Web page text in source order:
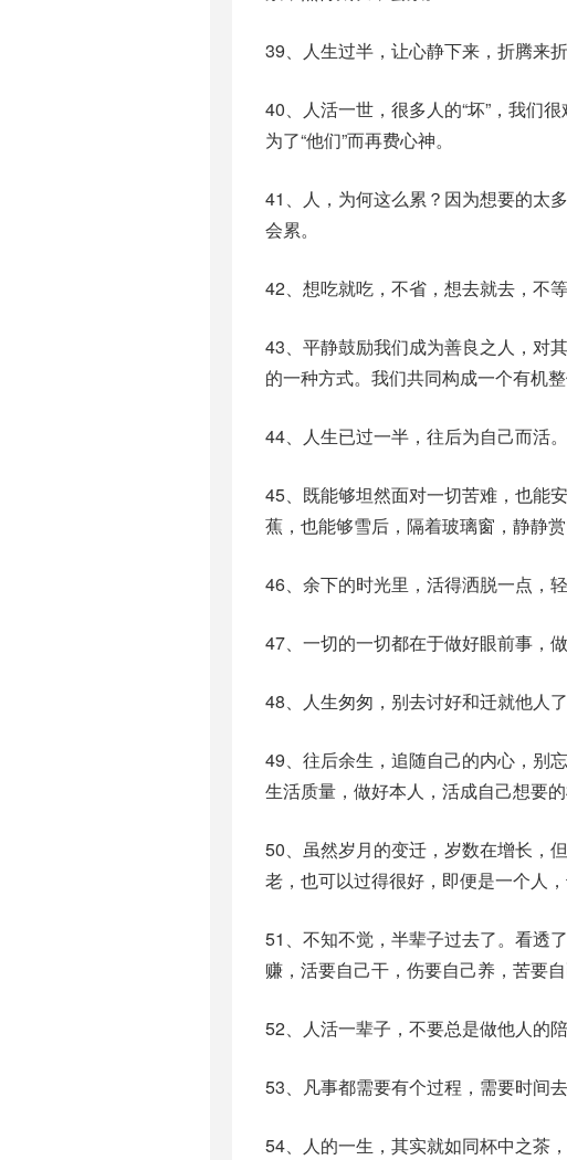
39、人生过半，让心静下来，折腾来
40、人活一世，很多人的“坏”，我们
为了“他们”而再费心神。
41、人，为何这么累？因为想要的太
会累。
42、想吃就吃，不省，想去就去，不
43、平静鼓励我们成为善良之人，对
的一种方式。我们共同构成一个有机
44、人生已过一半，往后为自己而活。
45、既能够坦然面对一切苦难，也能
蕉，也能够雪后，隔着玻璃窗，静静赏
46、余下的时光里，活得洒脱一点，轻
47、一切的一切都在于做好眼前事，
48、人生匆匆，别去讨好和迁就他人
49、往后余生，追随自己的内心，别
生活质量，做好本人，活成自己想要的
50、虽然岁月的变迁，岁数在增长，
老，也可以过得很好，即便是一个人，
51、不知不觉，半辈子过去了。看透
赚，活要自己干，伤要自己养，苦要
52、人活一辈子，不要总是做他人的陪
53、凡事都需要有个过程，需要时间去
54、人的一生，其实就如同杯中之茶